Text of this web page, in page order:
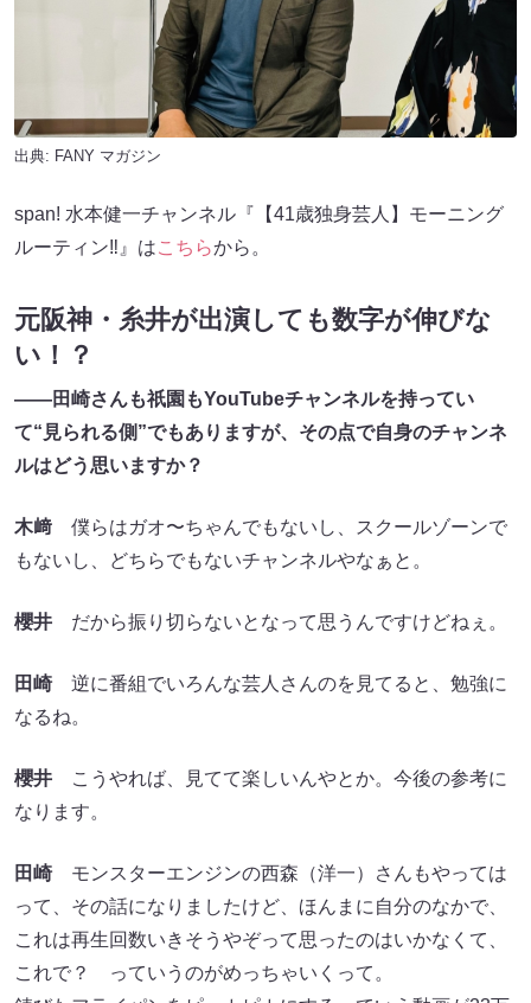
出典: FANY マガジン
span! 水本健一チャンネル『【41歳独身芸人】モーニング
ルーティン‼️』はこちらから。
元阪神・糸井が出演しても数字が伸びな
い！？
——田崎さんも祇園もYouTubeチャンネルを持ってい
て“見られる側”でもありますが、その点で自身のチャンネ
ルはどう思いますか？
木﨑 僕らはガオ〜ちゃんでもないし、スクールゾーンで
もないし、どちらでもないチャンネルやなぁと。
櫻井 だから振り切らないとなって思うんですけどねぇ。
田崎逆に番組でいろんな芸人さんのを見てると、勉強に
なるね。
櫻井 こうやれば、見てて楽しいんやとか。今後の参考に
なります。
田崎モンスターエンジンの西森（洋一）さんもやっては
って、その話になりましたけど、ほんまに自分のなかで、
これは再生回数いきそうやぞって思ったのはいかなくて、
これで？ っていうのがめっちゃいくって。